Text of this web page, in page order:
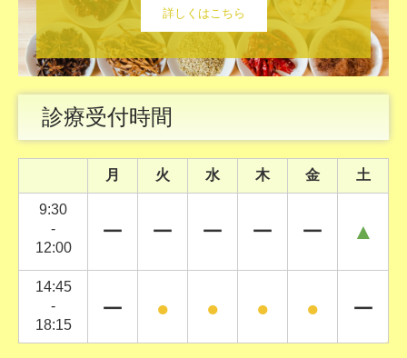
詳しくはこちら
診療受付時間
月 火 水 木 金 土
9:30
-
12:00
ー ー ー ー ー ▲
14:45
-
18:15
ー ● ● ● ● ー